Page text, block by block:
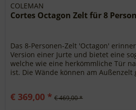
COLEMAN
Cortes Octagon Zelt für 8
Das 8-Personen-Zelt 'Octagon'
Version einer Jurte und bietet eine
welche wie eine herkömmliche Tür
ist. Die Wände können am Außenzelt
€ 369,00 * € 469,00 *